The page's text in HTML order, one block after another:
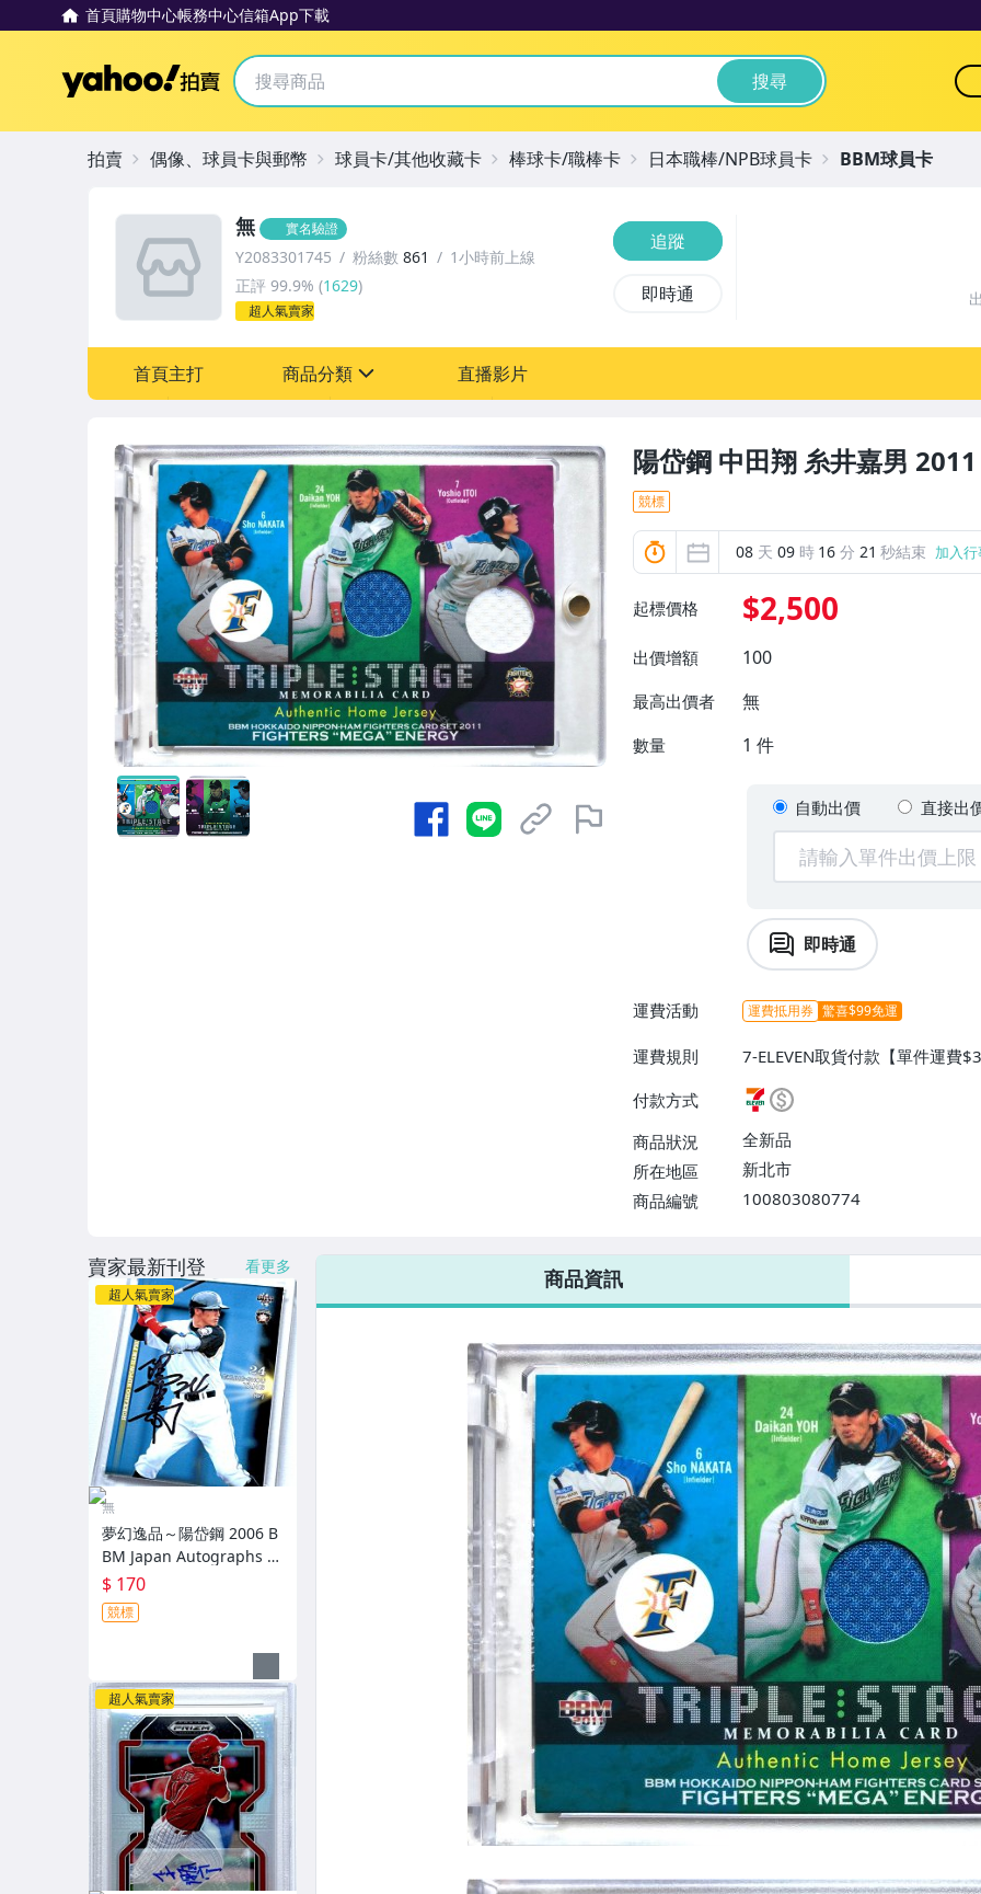
首頁購物中心帳務中心信箱App下載
Yahoo拍賣 搜尋
陽岱鋼 中田翔 糸井嘉男
競標
08 天 09 時 16 分 19 秒結束 加入
起標價格 $2,500
出價增額 100
最高出價者 無
數量 1 件
自動出價 直接出
即時通
運費活動 運費抵用券 驚喜$99免運
運費規則
7-ELEVEN取貨付款【單件運費
$38】、郵局掛號【單件運費
付款方式
商品狀況
全新品
所在地區
新北市
商品編號
100803080774
7-ELEVEN 運費只要38元
無 實名驗證
Y2083301745 粉絲數 861
1小時前上線
正評 99.9% (1629)
超人氣賣家
追蹤
即時通
首頁主打 商品分類
玩具、模型與公仔
偶像、球員卡與郵幣
直播影片
拍賣 偶像、球員卡與郵幣 球員卡/其他收藏卡 棒球卡/職棒卡 日本職棒/NPB球員卡 BBM球員卡
商品資訊
賣家最新刊登 看更多
超人氣賣家
無
夢幻逸品～陽岱鋼 2006 B
BM Japan Autographs 新
人配布簽名卡 加蓋BBM鋼
印 RC～
$ 170
競標
超人氣賣家